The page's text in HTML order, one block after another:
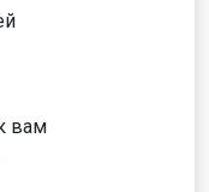
вам